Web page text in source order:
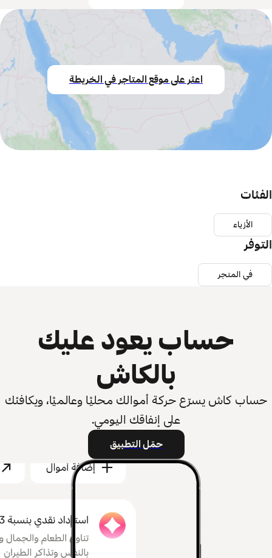
اعثر على موقع المتاجر في الخريطة
الفئات
الأزياء
التوفر
في المتجر
حساب يعود عليك
بالكاش
حساب كاش يسرّع حركة أموالك محليًا وعالميًا، ويكافئك
على إنفاقك اليومي.
حمّل التطبيق